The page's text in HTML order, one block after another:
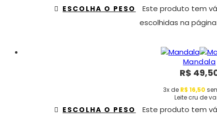
ESCOLHA O PESO
Este produto tem
escolhidas na
Mandala
R$
3x de R$ 16,50
Leite cru de
ESCOLHA O PESO
Este produto tem